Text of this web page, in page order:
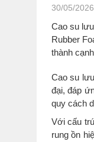
30/05/
Cao su
Rubber
thành
Cao su
đại, đáp
quy cách
Với cấu
rung ồn